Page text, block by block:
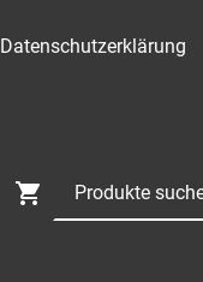
Datenschutzerklärung